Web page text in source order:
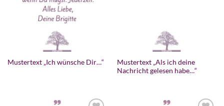
Mustertext „Ich wünsche Dir…“
Mustertext „Als ich deine
Nachricht gelesen habe…“